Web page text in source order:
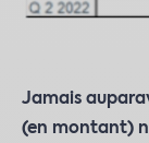
Jamais
(en montant)